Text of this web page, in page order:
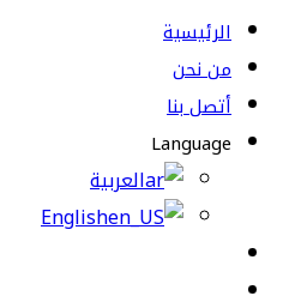
الرئيسية
من نحن
أتصل بنا
Language
العربية
English